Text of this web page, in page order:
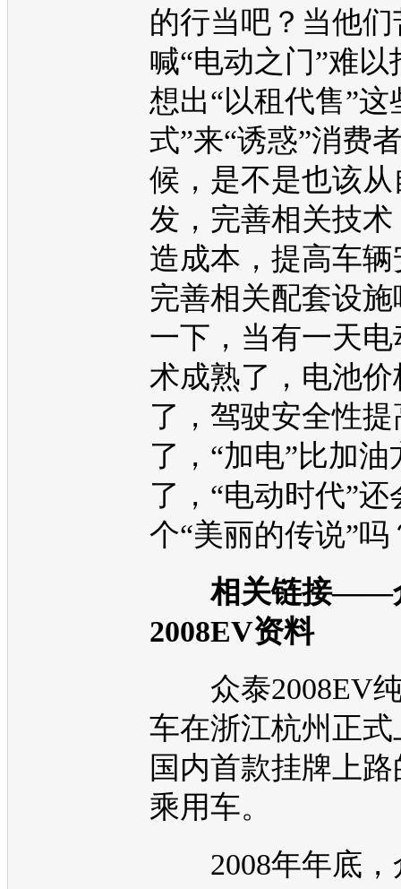
的行当吧？当他
喊“电动之门”难以
想出“以租代售”这
式”来“诱惑”消费
候，是不是也该从
发，完善相关技
造成本，提高车
完善相关配套设
一下，当有一天电
术成熟了，电池
了，驾驶安全性提
了，“加电”比加油
了，“电动时代”
个“美丽的传说”吗
相关链接——
2008EV资料
众泰2008EV
车在浙江杭州正
国内首款挂牌上
乘用车。
2008年年底，